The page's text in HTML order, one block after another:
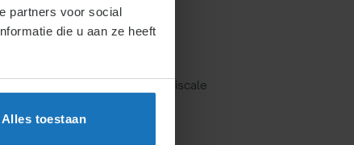
partners voor social
die u aan ze heeft
Alles toestaan
in 2021
2020 | Auteur: Ulli Hoogland Fiscale